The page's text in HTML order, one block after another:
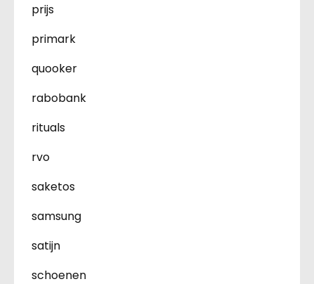
prijs
primark
quooker
rabobank
rituals
rvo
saketos
samsung
satijn
schoenen